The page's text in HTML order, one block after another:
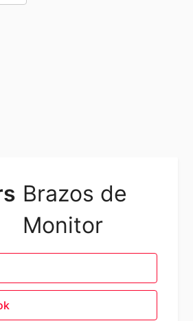
Brazos de
Monitor